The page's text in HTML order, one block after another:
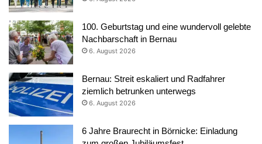
100. Geburtstag und eine wundervoll gelebte
Nachbarschaft in Bernau
6. August 2026
Bernau: Streit eskaliert und Radfahrer
ziemlich betrunken unterwegs
6. August 2026
6 Jahre Braurecht in Börnicke: Einladung